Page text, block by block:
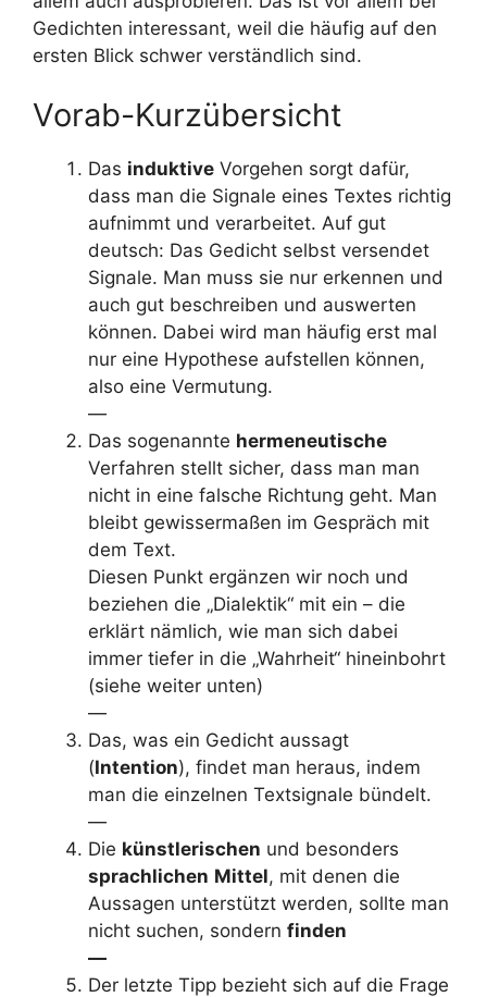
Gedichten interessant, weil die häufig auf den
ersten Blick schwer verständlich sind.
Vorab-Kurzübersicht
Das induktive Vorgehen sorgt dafür,
dass man die Signale eines Textes richtig
aufnimmt und verarbeitet. Auf gut
deutsch: Das Gedicht selbst versendet
Signale. Man muss sie nur erkennen und
auch gut beschreiben und auswerten
können. Dabei wird man häufig erst mal
nur eine Hypothese aufstellen können,
also eine Vermutung.
—
Das sogenannte hermeneutische
Verfahren stellt sicher, dass man man
nicht in eine falsche Richtung geht. Man
bleibt gewissermaßen im Gespräch mit
dem Text.
Diesen Punkt ergänzen wir noch und
beziehen die „Dialektik“ mit ein – die
erklärt nämlich, wie man sich dabei
immer tiefer in die „Wahrheit“ hineinbohrt
(siehe weiter unten)
—
Das, was ein Gedicht aussagt
(Intention), findet man heraus, indem
man die einzelnen Textsignale bündelt.
—
Die künstlerischen und besonders
sprachlichen Mittel, mit denen die
Aussagen unterstützt werden, sollte man
nicht suchen, sondern finden
—
Der letzte Tipp bezieht sich auf die Frage